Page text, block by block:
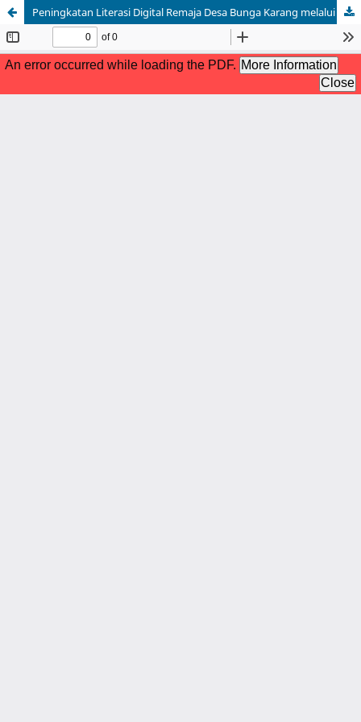
Peningkatan Literasi Digital Remaja Desa Bunga Karang melalui Pelatihan Penggunaan Smartphone untuk Pembelajaran Daring